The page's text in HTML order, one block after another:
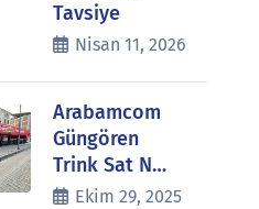
Tavsiye
Nisan 11, 2026
Arabamcom
Güngören
Trink Sat N…
Ekim 29, 2025